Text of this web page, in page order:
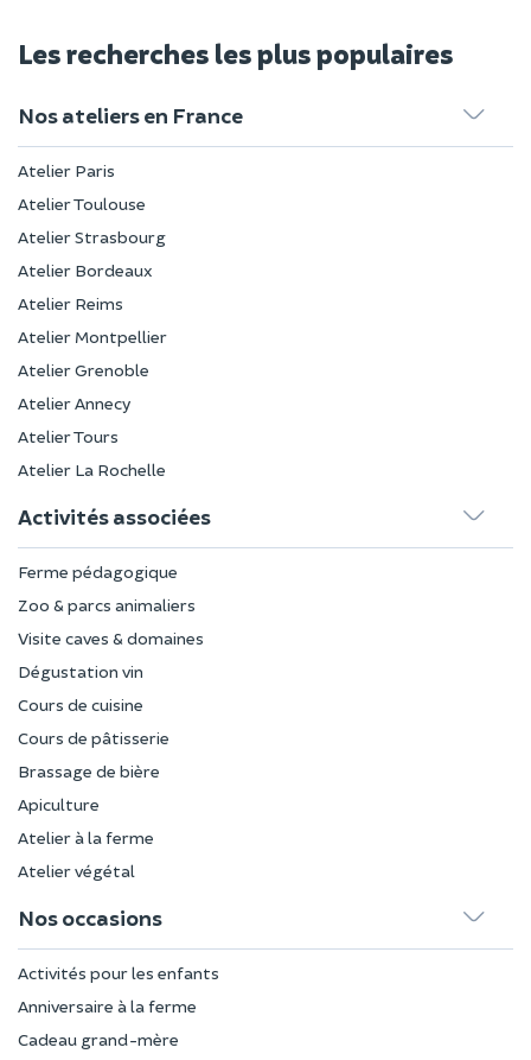
Les recherches les plus populaires
Nos ateliers en France
Atelier Paris
Atelier Toulouse
Atelier Strasbourg
Atelier Bordeaux
Atelier Reims
Atelier Montpellier
Atelier Grenoble
Atelier Annecy
Atelier Tours
Atelier La Rochelle
Activités associées
Ferme pédagogique
Zoo & parcs animaliers
Visite caves & domaines
Dégustation vin
Cours de cuisine
Cours de pâtisserie
Brassage de bière
Apiculture
Atelier à la ferme
Atelier végétal
Nos occasions
Activités pour les enfants
Anniversaire à la ferme
Cadeau grand-mère